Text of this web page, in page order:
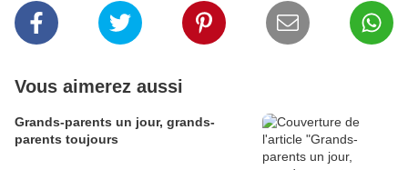
Vous aimerez aussi
Grands-parents un jour, grands-
parents toujours